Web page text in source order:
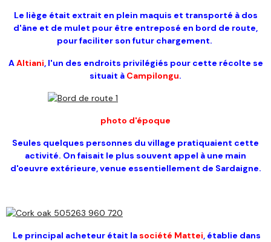
Le liège était extrait en plein maquis et transporté à dos
d'âne et de mulet pour être entreposé en bord de route,
pour faciliter son futur chargement.
AAltiani, l'un des endroits privilégiés pour cette récolte se
situait à Campilongu.
photo d'époque
Seules quelques personnes du village pratiquaient cette
activité. On faisait le plus souvent appel à une main
d'oeuvre extérieure, venue essentiellement de Sardaigne.
Le principal acheteur était la société Mattei, établie dans